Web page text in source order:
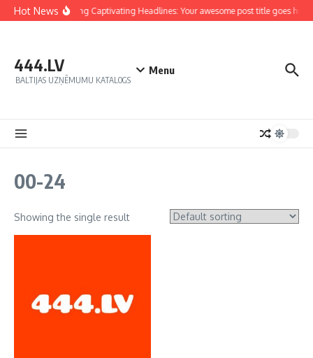
Hot NewsCrafting Captivating Headlines: Your awesome post title goes here
444.LV
BALTIJAS UZŅĒMUMU KATALOGS
Menu
00-24
Showing the single result